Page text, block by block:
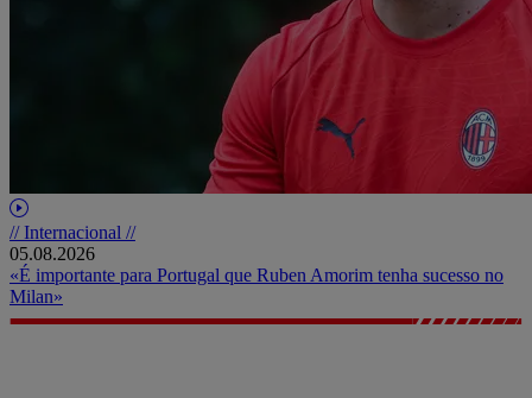
// Internacional //
05.08.2026
«É importante para Portugal que Ruben Amorim tenha sucesso no
Milan»